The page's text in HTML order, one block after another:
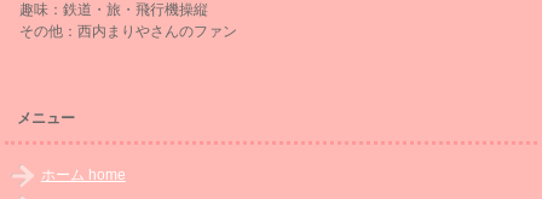
趣味：鉄道・旅・飛行機操縦
その他：西内まりやさんのファン
メニュー
ホーム home